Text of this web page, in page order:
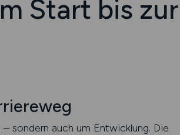
Start bis zur
sondern auch um Entwicklung. Die